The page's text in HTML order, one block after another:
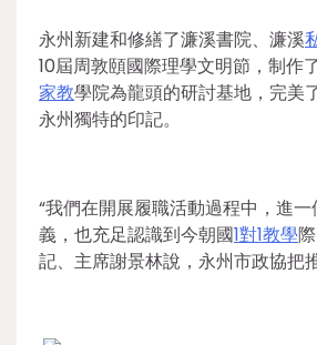
永州新建和修繕了濂溪書院、濂溪
10屆周敦頤國際理學文明節，制作
家教學院為龍頭的研討基地，完美
永州獨特的印記。
“我們在開展履職活動過程中，進
義，也充足認識到今朝國1對1教學
記、主席謝景林說，永州市政協把